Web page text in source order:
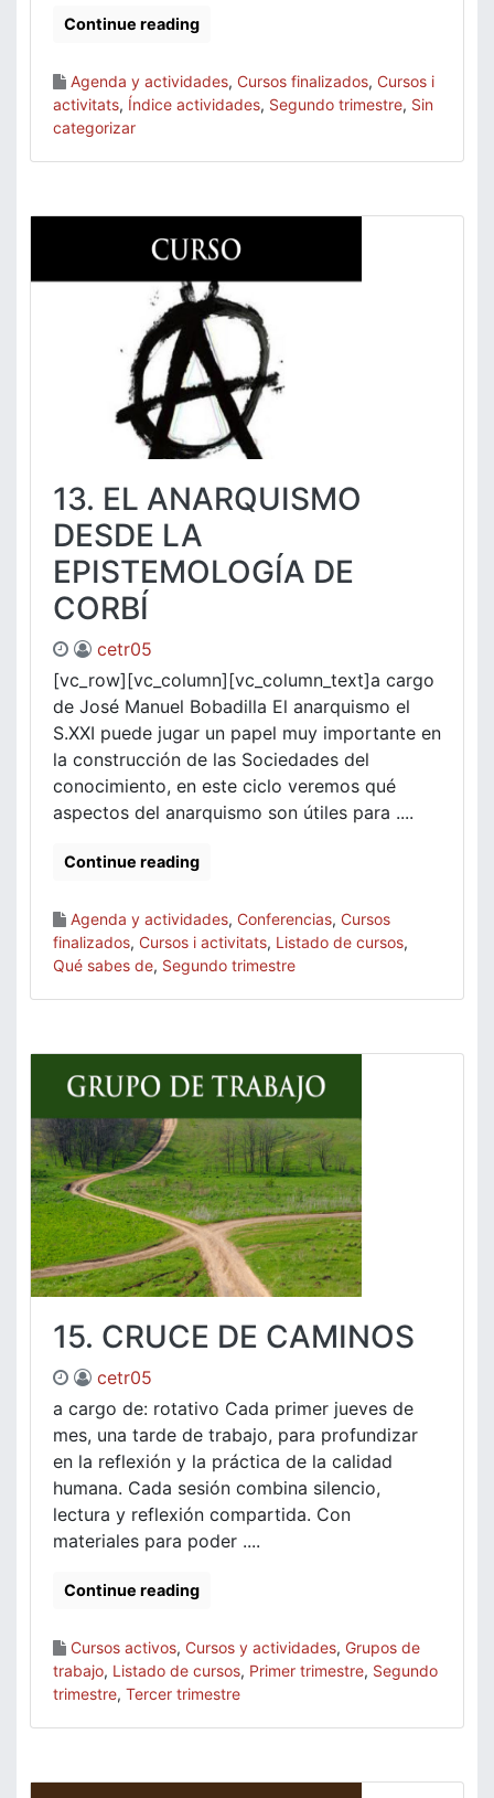
Continue reading
Agenda y actividades, Cursos finalizados, Cursos i
activitats, Índice actividades, Segundo trimestre, Sin
categorizar
13. EL ANARQUISMO
DESDE LA
EPISTEMOLOGÍA DE
CORBÍ
cetr05
[vc_row][vc_column][vc_column_text]a cargo
de José Manuel Bobadilla El anarquismo el
S.XXI puede jugar un papel muy importante en
la construcción de las Sociedades del
conocimiento, en este ciclo veremos qué
aspectos del anarquismo son útiles para ....
Continue reading
Agenda y actividades, Conferencias, Cursos
finalizados, Cursos i activitats, Listado de cursos,
Qué sabes de, Segundo trimestre
15. CRUCE DE CAMINOS
cetr05
a cargo de: rotativo Cada primer jueves de
mes, una tarde de trabajo, para profundizar
en la reflexión y la práctica de la calidad
humana. Cada sesión combina silencio,
lectura y reflexión compartida. Con
materiales para poder ....
Continue reading
Cursos activos, Cursos y actividades, Grupos de
trabajo, Listado de cursos, Primer trimestre, Segundo
trimestre, Tercer trimestre